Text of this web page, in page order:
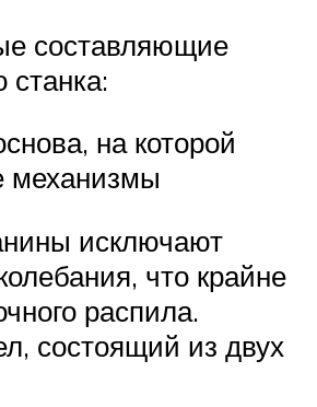
составляющие
станка:
на которой
механизмы
исключают
что крайне
распила.
состоящий из двух